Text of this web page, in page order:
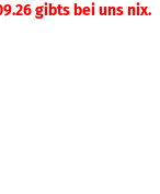
gibts bei uns nix.